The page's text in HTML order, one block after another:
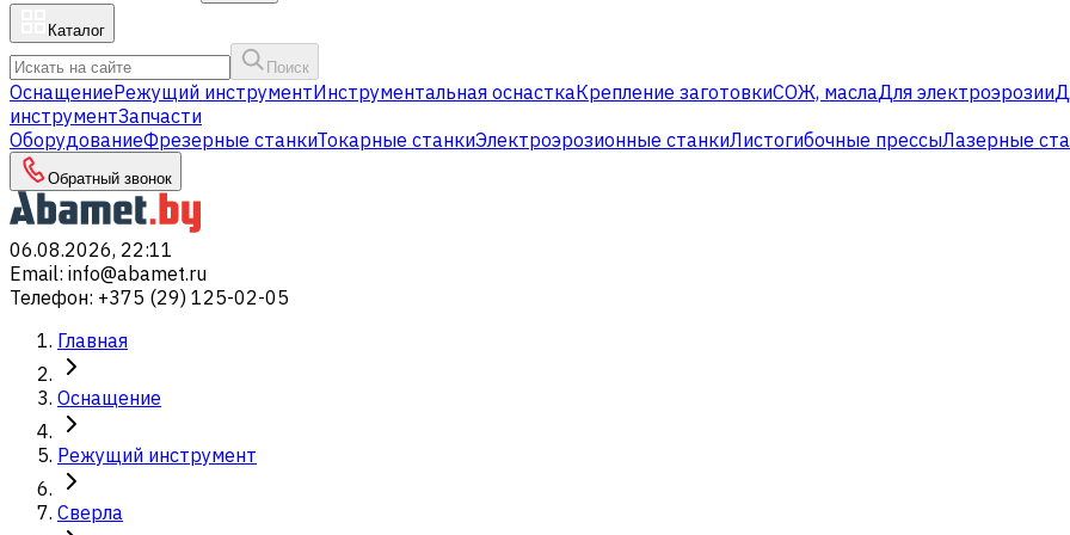
Каталог
Поиск
ОснащениеРежущий инструментИнструментальная оснасткаКрепление заготовкиСОЖ, маслаДля электроэрозии
инструментЗапчасти
ОборудованиеФрезерные станкиТокарные станкиЭлектроэрозионные станкиЛистогибочные прессыЛазерные
Обратный звонок
06.08.2026, 22:11
Email: info@abamet.ru
Телефон: +375 (29) 125-02-05
Главная
Оснащение
Режущий инструмент
Сверла